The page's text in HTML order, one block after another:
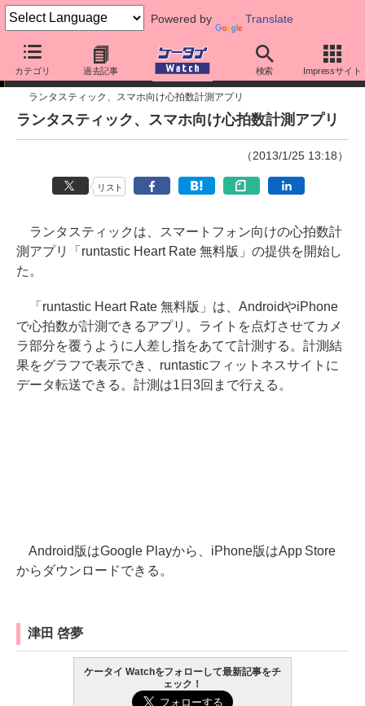
Powered by Translate
カテゴリ 過去記事 検索 Impressサイト
ニュース
ランタスティック、スマホ向け心拍数計測アプリ
ランタスティック、スマホ向け心拍数計測アプリ
（2013/1/25 13:18）
リスト
ランタスティックは、スマートフォン向けの心拍数計
測アプリ「runtastic Heart Rate 無料版」の提供を開始し
た。
「runtastic Heart Rate 無料版」は、AndroidやiPhone
で心拍数が計測できるアプリ。ライトを点灯させてカメ
ラ部分を覆うように人差し指をあてて計測する。計測結
果をグラフで表示でき、runtasticフィットネスサイトに
データ転送できる。計測は1日3回まで行える。
Android版はGoogle Playから、iPhone版はApp Store
からダウンロードできる。
津田 啓夢
ケータイ Watchをフォローして最新記事をチ
ェック！